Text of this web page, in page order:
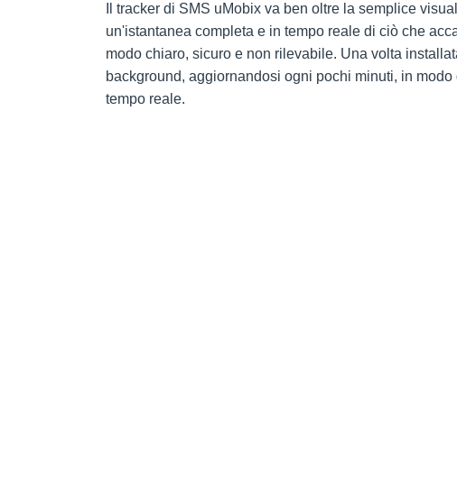
Il tracker di SMS uMobix va ben oltre la semplice
un'istantanea completa e in tempo reale di ciò che
modo chiaro, sicuro e non rilevabile. Una volta
background, aggiornandosi ogni pochi minuti, in
tempo reale.